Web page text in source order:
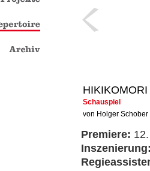
HIKIKOMORI
Schauspiel
von Holger Schober
Premiere: